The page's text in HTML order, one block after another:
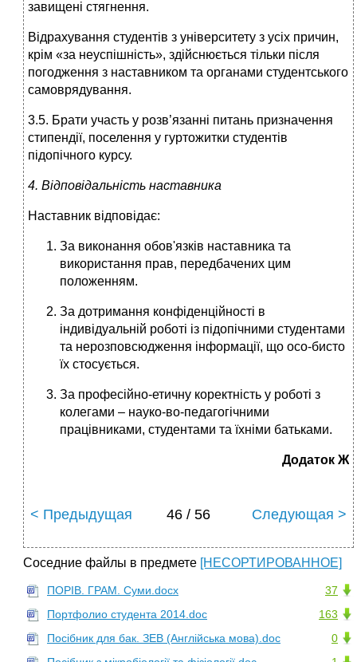
завищені стягнення.
Відрахування студентів з університету з усіх причин,
крім «за неуспішність», здійснюється тільки після
погодження з наставником та органами студентського
самоврядування.
3.5. Брати участь у розв’язанні питань призначення
стипендії, поселення у гуртожитки студентів
підопічного курсу.
4. Відповідальність наставника
Наставник відповідає:
За виконання обов'язків наставника та
використання прав, передбачених цим
положенням.
За дотримання конфіденційності в
індивідуальній роботі із підопічними студентами
та нерозповсюдження інформації, що осо-бисто
їх стосується.
За професійно-етичну коректність у роботі з
колегами – науко-во-педагогічними
працівниками, студентами та їхніми батьками.
Додаток Ж
< Предыдущая 46 / 56 Следующая >
Соседние файлы в предмете [НЕСОРТИРОВАННОЕ]
37
ПОРІВ. ГРАМ. Суми.docx
163
Портфолио студента 2014.doc
0
Посібник для бак. ЗЕВ (Англійська мова).doc